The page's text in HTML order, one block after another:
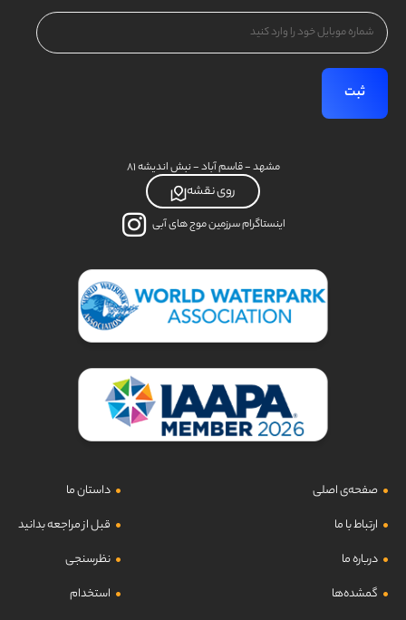
شماره
موبایل
(Required)
اینستاگرام سرزمین موج های آبی
روی نقشه
مشهد - قاسم آباد - نبش اندیشه ۸۱
صفحه‌ی اصلی
ارتباط با ما
درباره ما
گمشده‌ها
داستان ما
قبل از مراجعه بدانید
نظرسنجی
استخدام